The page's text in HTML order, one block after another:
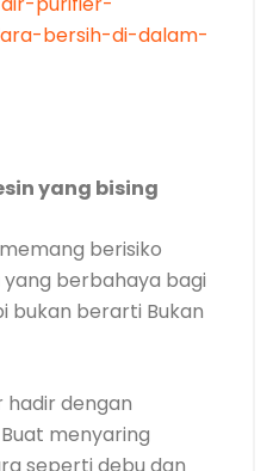
berbahaya bagi
bukan berarti Bukan
dengan
seperti debu dan
bising mesin
aktivitas Anda
PM2.5 sebagai
dan allergen.